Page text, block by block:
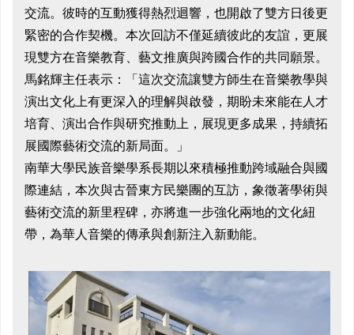
交流。彼時的互動獲得熱烈迴響，也開啟了雙方日後更
緊密的合作契機。本次回訪不僅延續彼此的友誼，更展
現雙方在音樂教育、藝文推廣與跨國合作的共同願景。
馬銘輝主任表示：「這次交流讓雙方師生在音樂教學與
演出文化上有更深入的理解與啟發，期盼未來能在人才
培育、演出合作與研究推動上，展現更多成果，持續拓
展國際藝術交流的新局面。」
南華大學民族音樂學系長期以來積極推動跨域融合與國
際連結，本次與古晉東方民樂團的互訪，象徵著學術與
藝術交流的新里程碑，亦將進一步強化兩地的文化紐
帶，為華人音樂的傳承與創新注入新動能。